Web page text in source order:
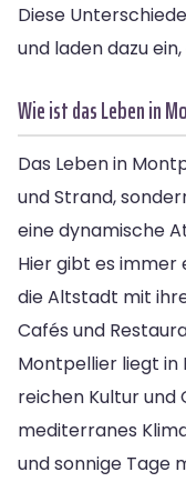
Diese
und laden dazu
Wie ist das Leben in
Das Leben in
und Strand,
eine dynamische
Hier gibt es immer
die Altstadt mit
Cafés und
Montpellier liegt in
reichen Kultur und
mediterranes
und sonnige Tage